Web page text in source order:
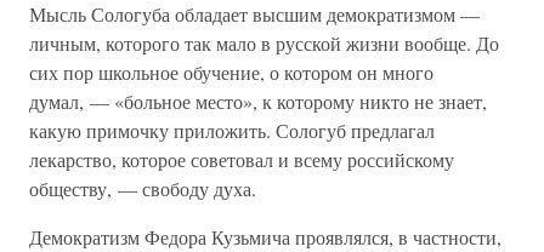
Мысль Сологуба обладает высшим демократизмом —
личным, которого так мало в русской жизни вообще. До
сих пор школьное обучение, о котором он много
думал, — «больное место», к которому никто не знает,
какую примочку приложить. Сологуб предлагал
лекарство, которое советовал и всему российскому
обществу, — свободу духа.
Демократизм Федора Кузьмича проявлялся, в частности,